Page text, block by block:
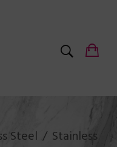
Steel
Stainless